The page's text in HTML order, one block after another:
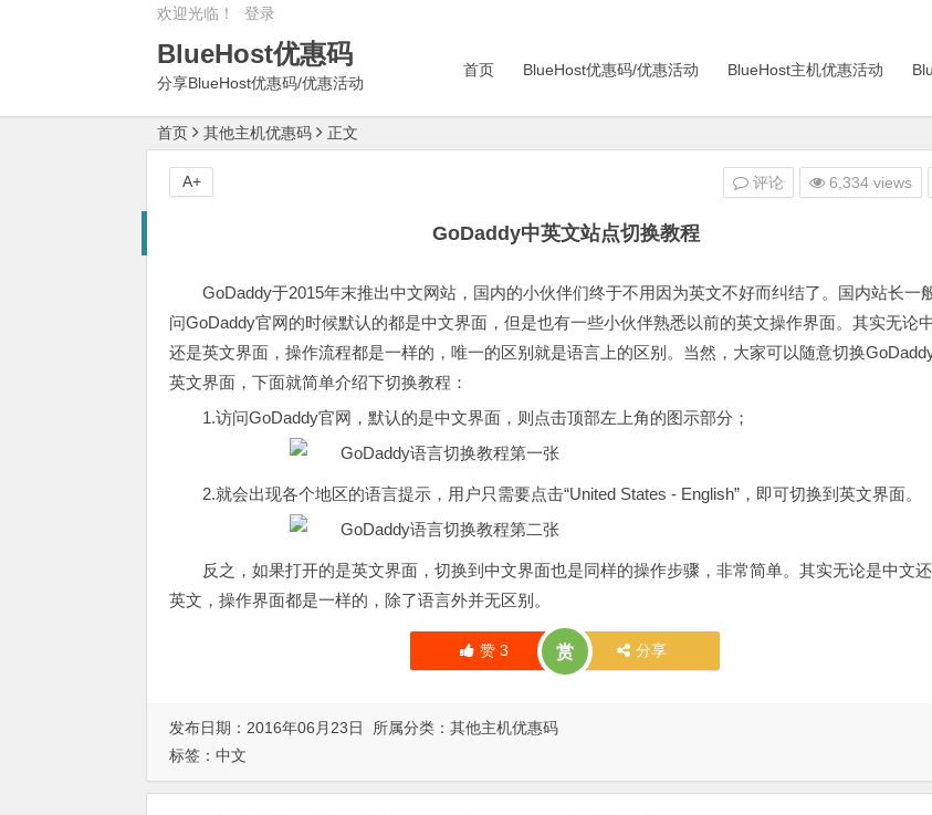
欢迎光临！ 登录
BlueHost优惠码
分享BlueHost优惠码/优惠活动
首页 BlueHost优惠码/优惠活动 BlueHost主机优惠活动
首页 其他主机优惠码 正文
GoDaddy中英文站点切换教程
GoDaddy于2015年末推出中文网站，国内的小伙伴们终于不用因为英文不好而纠结了。国内站长一
问GoDaddy官网的时候默认的都是中文界面，但是也有一些小伙伴熟悉以前的英文操作界面。其实无论
还是英文界面，操作流程都是一样的，唯一的区别就是语言上的区别。当然，大家可以随意切换
英文界面，下面就简单介绍下切换教程：
1.访问GoDaddy官网，默认的是中文界面，则点击顶部左上角的图示部分；
2.就会出现各个地区的语言提示，用户只需要点击“United States - English”，即可切换到英文界面。
反之，如果打开的是英文界面，切换到中文界面也是同样的操作步骤，非常简单。其实无论是中文
英文，操作界面都是一样的，除了语言外并无区别。
赞3 赏 分享
评论 6,334 views
A+
发布日期：2016年06月23日 所属分类： 其他主机优惠码
标签： 中文